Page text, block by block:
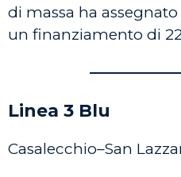
di massa ha
un finanziamento di
Linea 3 Blu
Casalecchio–San